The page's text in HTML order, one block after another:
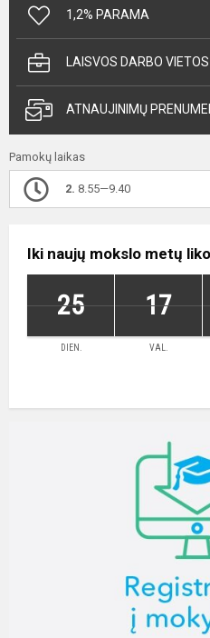
1,2% PARAMA
LAISVOS DARBO VIETOS
ATNAUJINIMŲ
Pamokų laikas
2. 8.55—9.40
Iki naujų mokslo metų liko
25 17
DIEN. VAL.